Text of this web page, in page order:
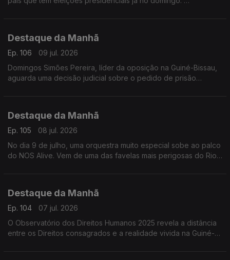
Frederico Pinheiro
Destaque da Manhã
Ep. 106
09 jul. 2026
Domingos Simões Pereira, líder da oposição na Guiné-Bissau,
aguarda uma decisão judicial sobre o pedido de prisão
Destaque da Manhã
Ep. 105
08 jul. 2026
No dia 9 de julho, uma orquestra muito especial sobe ao palco
do NOS Alive. Vem de uma das favelas mais perigosas do Rio
Destaque da Manhã
Ep. 104
07 jul. 2026
O Observatório dos Direitos Humanos 2025 revela a distância
entre os Direitos consagrados e a realidade vivida na Guiné-